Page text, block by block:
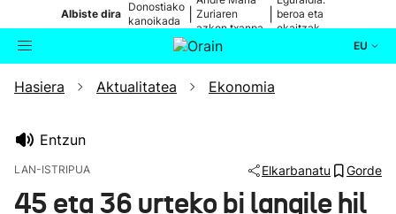
Albiste dira
Donostiako
kanoikada
Zuriaren
azken txanpa
beroa eta
ekaitzak
EU
Bilatzailea Aktualitatea
Hasiera Aktualitatea Ekonomia
Entzun
LAN-ISTRIPUA Elkarbanatu Gorde
45 eta 36 urteko bi langile hil